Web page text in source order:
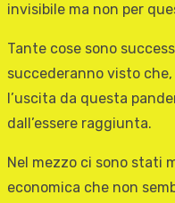
invisibile ma non per
Tante cose sono
succederanno visto
l’uscita da questa
dall’essere raggiunta.
Nel mezzo ci sono stati
economica che non